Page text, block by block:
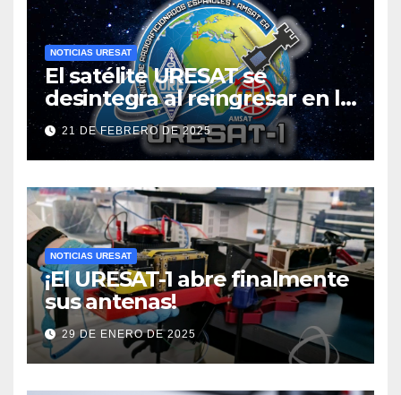
NOTICIAS URESAT
El satélite URESAT se
desintegra al reingresar en la
atmósfera
21 DE FEBRERO DE 2025
NOTICIAS URESAT
¡El URESAT-1 abre finalmente
sus antenas!
29 DE ENERO DE 2025